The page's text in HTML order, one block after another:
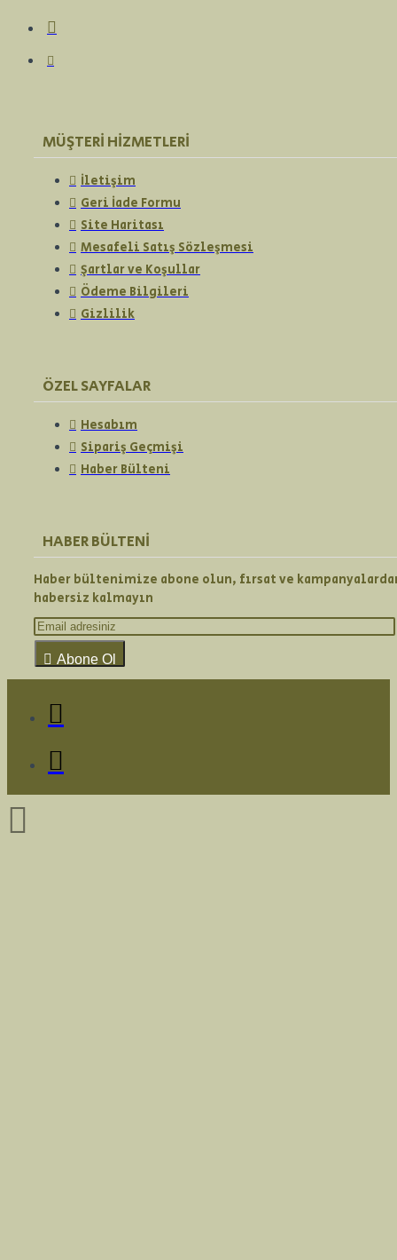
MÜŞTERI HIZMETLERI
İletişim
Geri İade Formu
Site Haritası
Mesafeli Satış Sözleşmesi
Şartlar ve Koşullar
Ödeme Bilgileri
Gizlilik
ÖZEL SAYFALAR
Hesabım
Sipariş Geçmişi
Haber Bülteni
HABER BÜLTENI
Haber bültenimize abone olun, fırsat ve
habersiz kalmayın
Abone Ol